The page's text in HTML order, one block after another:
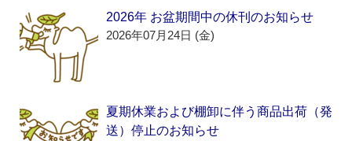
2026年 お盆期間中の休刊のお知らせ
2026年07月24日 (金)
夏期休業および棚卸に伴う商品出荷（発
送）停止のお知らせ